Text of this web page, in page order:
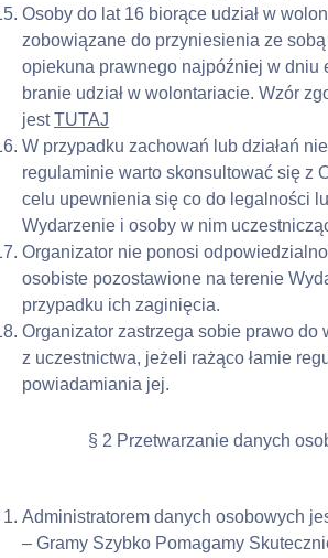
Osoby do lat 16 biorące udział w
zobowiązane do przyniesienia ze
opiekuna prawnego najpóźniej w dniu
branie udział w wolontariacie. Wzór
jest TUTAJ
W przypadku zachowań lub działań
regulaminie warto skonsultować się z
celu upewnienia się co do legalności
Wydarzenie i osoby w nim
Organizator nie ponosi
osobiste pozostawione na terenie
przypadku ich zaginięcia.
Organizator zastrzega sobie prawo do
z uczestnictwa, jeżeli rażąco łamie
powiadamiania jej.
§ 2 Przetwarzanie danych
Administratorem danych osobowych
– Gramy Szybko Pomagamy